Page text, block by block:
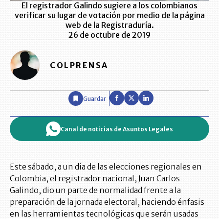
El registrador Galindo sugiere a los colombianos
verificar su lugar de votación por medio de la página
web de la Registraduría.
26 de octubre de 2019
COLPRENSA
Guardar
Canal de noticias de Asuntos Legales
Este sábado, a un día de las elecciones regionales en
Colombia, el registrador nacional, Juan Carlos
Galindo, dio un parte de normalidad frente a la
preparación de la jornada electoral, haciendo énfasis
en las herramientas tecnológicas que serán usadas